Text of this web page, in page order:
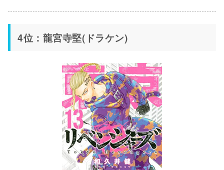
4位：龍宮寺堅(ドラケン)